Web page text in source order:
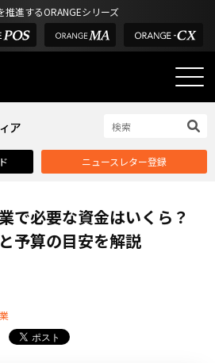
推進するORANGEシリーズ
ニュースレター登録
で必要な資金はいくら？
予算の目安を解説